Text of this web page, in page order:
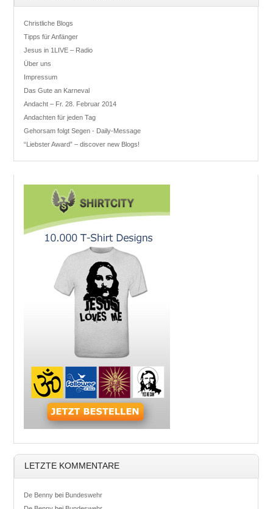
Christliche Blogs
Tipps für Anfänger
Jesus in 1LIVE – Radio
Über uns
Impressum
Das Gute an Karneval
Andacht – Fr. 28. Februar 2014
Andachten für jeden Tag
Gehorsam folgt Segen - Daily-Message
“Liebster Award” – discover new Blogs!
LETZTE KOMMENTARE
De Benny bei Bundeswehr